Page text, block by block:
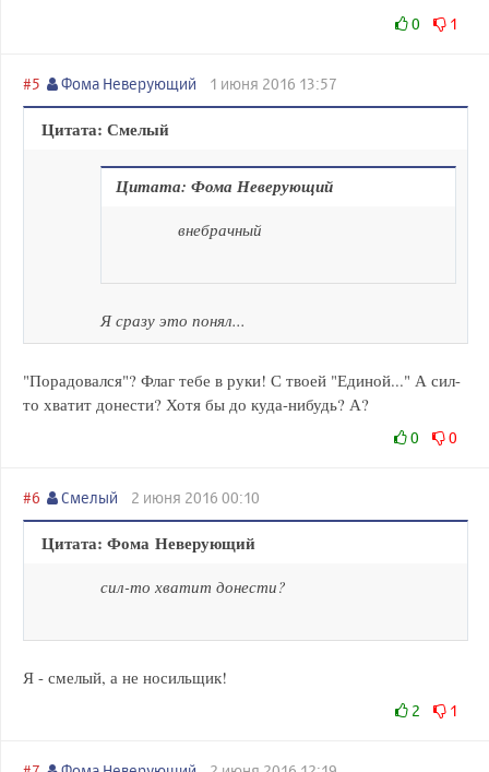
0 1
#5 Фома Неверующий 1 июня 2016 13:57
Цитата: Смелый
Цитата: Фома Неверующий
внебрачный
Я сразу это понял...
"Порадовался"? Флаг тебе в руки! С твоей "Единой..." А сил-
то хватит донести? Хотя бы до куда-нибудь? А?
0 0
#6 Смелый 2 июня 2016 00:10
Цитата: Фома Неверующий
сил-то хватит донести?
Я - смелый, а не носильщик!
2 1